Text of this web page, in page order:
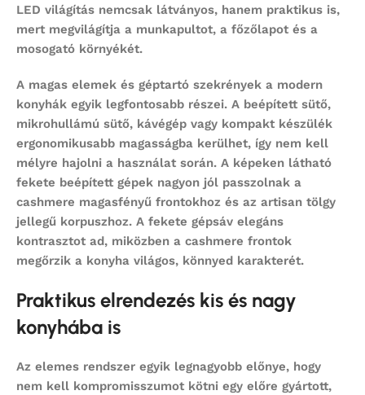
LED világítás nemcsak látványos, hanem praktikus is,
mert megvilágítja a munkapultot, a főzőlapot és a
mosogató környékét.
A magas elemek és géptartó szekrények a modern
konyhák egyik legfontosabb részei. A beépített sütő,
mikrohullámú sütő, kávégép vagy kompakt készülék
ergonomikusabb magasságba kerülhet, így nem kell
mélyre hajolni a használat során. A képeken látható
fekete beépített gépek nagyon jól passzolnak a
cashmere magasfényű frontokhoz és az artisan tölgy
jellegű korpuszhoz. A fekete gépsáv elegáns
kontrasztot ad, miközben a cashmere frontok
megőrzik a konyha világos, könnyed karakterét.
Praktikus elrendezés kis és nagy
konyhába is
Az elemes rendszer egyik legnagyobb előnye, hogy
nem kell kompromisszumot kötni egy előre gyártott,